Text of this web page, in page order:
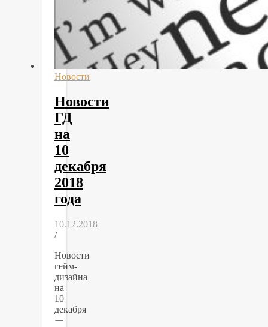
Новости
Новости
ГД
на
10
декабря
2018
года
10.12.2018
/
Новости
гейм-
дизайна
на
10
декабря
ー